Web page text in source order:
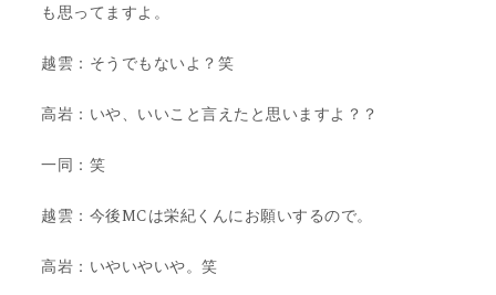
も思ってますよ。
越雲：そうでもないよ？笑
高岩：いや、いいこと言えたと思いますよ？？
一同：笑
越雲：今後MCは栄紀くんにお願いするので。
高岩：いやいやいや。笑